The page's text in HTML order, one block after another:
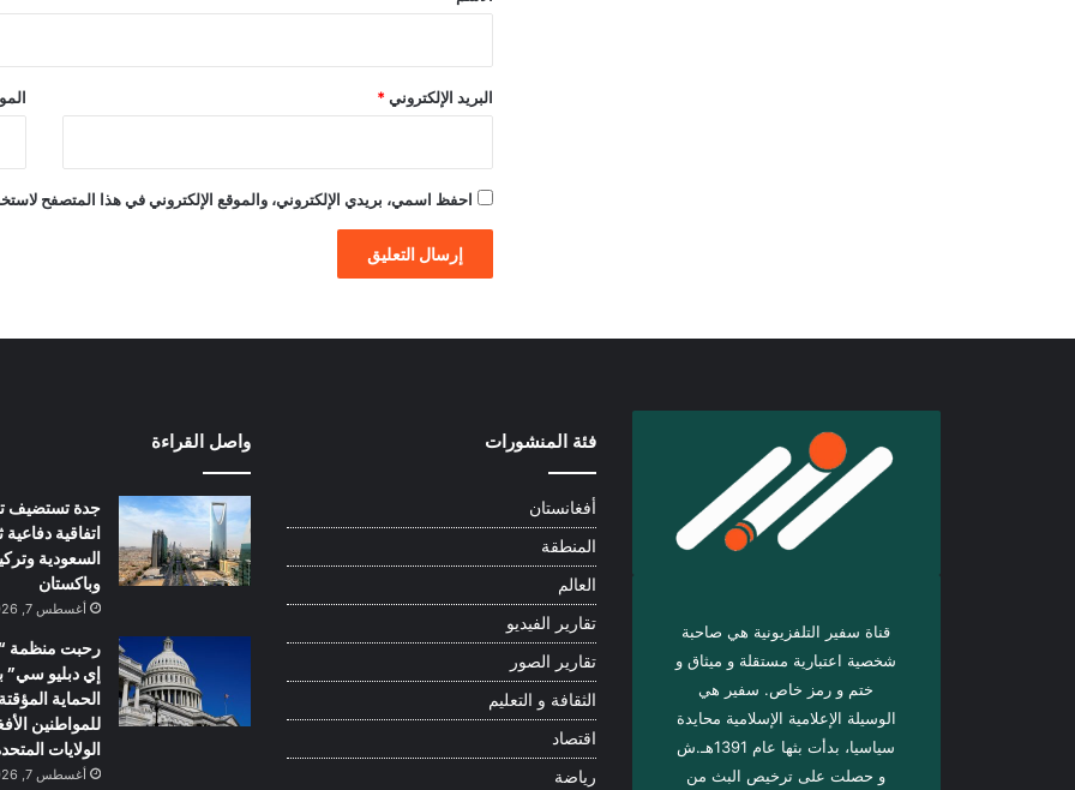
البريد الإلكتروني *
احفظ اسمي، بريدي الإلكتروني، والموقع الإلكتروني في هذا المتصفح
قناة سفير التلفزيونية هي صاحبة
شخصية اعتبارية مستقلة و ميثاق و
ختم و رمز خاص. سفیر هي
الوسيلة الإعلامية الإسلامية محايدة
سياسيا، بدأت بثها عام 1391هـ.ش
و حصلت على ترخيص البث من
فئة المنشورات
أفغانستان
المنطقة
العالم
تقارير الفيديو
تقارير الصور
الثقافة و التعليم
اقتصاد
رياضة
واصل القراءة
جدة تستضيف
اتفاقية دفاعية
السعودية
وباكستان
أغسطس 7, 2026
رحبت منظمة
إي دبليو سي”
الحماية المؤقتة
للمواطنين
الولايات
أغسطس 7, 2026